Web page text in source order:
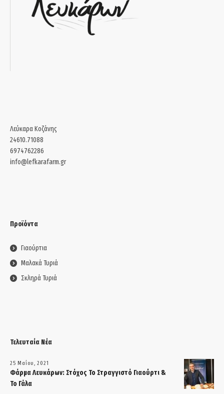
Λεύκαρα Κοζάνης
24610.71088
6974762286
info@lefkarafarm.gr
Προϊόντα
Γιαούρτια
Μαλακά Τυριά
Σκληρά Τυριά
Τελευταία Νέα
25 Μαΐου, 2021
Φάρμα Λευκάρων: Στόχος Το Στραγγιστό Γιαούρτι &
Το Γάλα